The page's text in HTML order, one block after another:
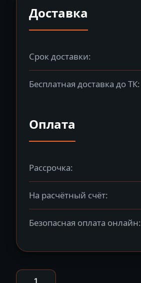
Доставка
Срок доставки:
Бесплатная доставка до ТК:
Оплата
Рассрочка:
На расчётный счёт:
Безопасная оплата онлайн:
Количество